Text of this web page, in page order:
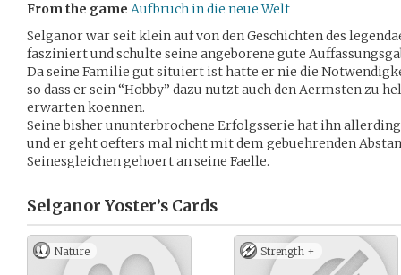
From the game Aufbruch in die neue Welt
Selganor war seit klein auf von den Geschichten des
fasziniert und schulte seine angeborene gute
Da seine Familie gut situiert ist hatte er nie die
so dass er sein “Hobby” dazu nutzt auch den Aermsten zu
erwarten koennen.
Seine bisher ununterbrochene Erfolgsserie hat ihn
und er geht oefters mal nicht mit dem gebuehrenden
Seinesgleichen gehoert an seine Faelle.
Selganor Yoster’s Cards
Nature Strength +